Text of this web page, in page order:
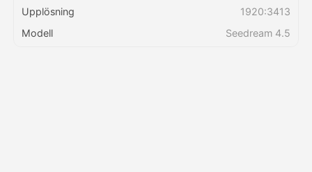
Priser
Upplösning
1920:3413
Modell
Seedream 4.5